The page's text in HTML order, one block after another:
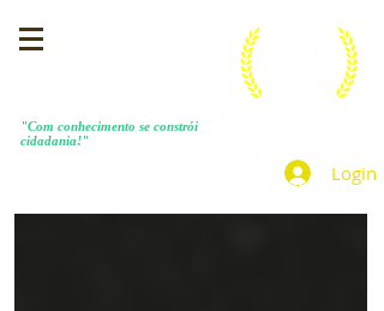
"Com conhecimento se constrói
cidadania!"
Login